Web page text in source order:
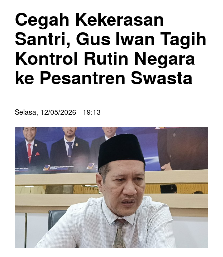
Cegah Kekerasan
Santri, Gus Iwan Tagih
Kontrol Rutin Negara
ke Pesantren Swasta
Selasa, 12/05/2026 - 19:13